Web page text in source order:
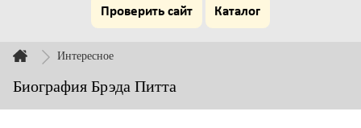
Проверить сайт Каталог
Интересное
Биография Брэда Питта